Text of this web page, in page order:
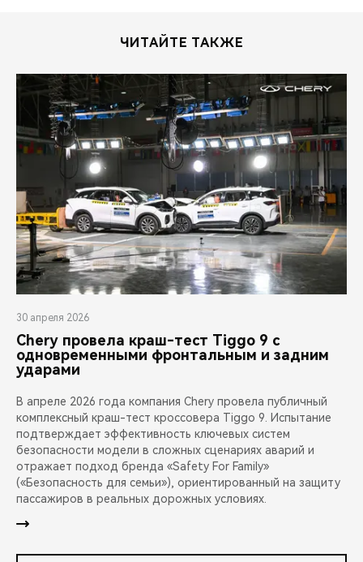
ЧИТАЙТЕ ТАКЖЕ
30 апреля 2026
Chery провела краш-тест Tiggo 9 с
одновременными фронтальным и задним
ударами
В апреле 2026 года компания Chery провела публичный
комплексный краш-тест кроссовера Tiggo 9. Испытание
подтверждает эффективность ключевых систем
безопасности модели в сложных сценариях аварий и
отражает подход бренда «Safety For Family»
(«Безопасность для семьи»), ориентированный на защиту
пассажиров в реальных дорожных условиях.